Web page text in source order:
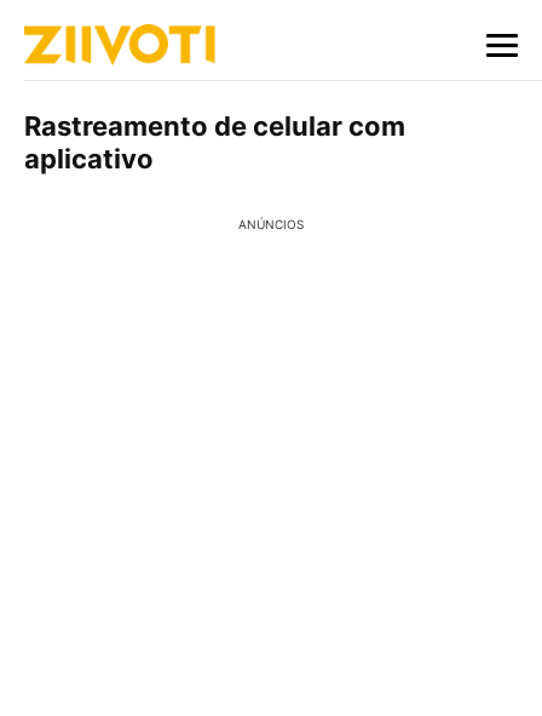
Rastreamento de celular com
aplicativo
ANÚNCIOS